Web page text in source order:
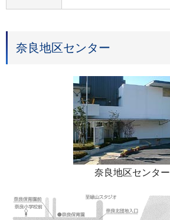
奈良地区センター
奈良地区センター